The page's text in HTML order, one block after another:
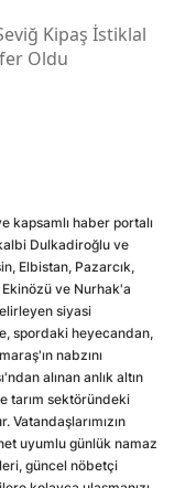
Kipaş İstiklal
Oldu
kapsamlı haber portalı
Dulkadiroğlu ve
Elbistan, Pazarcık,
ve Nurhak'a
siyasi
spordaki heyecandan,
nabzını
alınan anlık altın
tarım sektöründeki
uyumlu günlük namaz
güncel nöbetçi